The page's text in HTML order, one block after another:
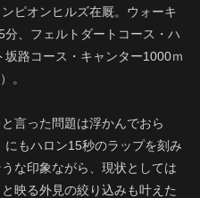
ピオンヒルズ在厩。ウォーキ
、フェルトダートコース・ハ
路コース・キャンター1000ｍ
。
言った問題は浮かんでおら
もハロン15秒のラップを刻み
な印象ながら、現状としては
映る外見の絞り込みも叶えた